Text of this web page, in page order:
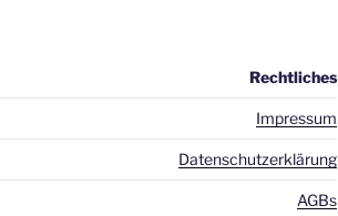
Rechtliches
Impressum
Datenschutzerklärung
AGBs